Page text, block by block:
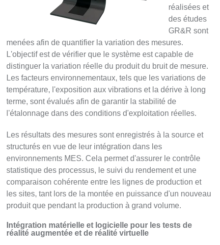
réalisées et
des études
GR&R sont
menées afin de quantifier la variation des mesures.
L'objectif est de vérifier que le système est capable de
distinguer la variation réelle du produit du bruit de mesure.
Les facteurs environnementaux, tels que les variations de
température, l'exposition aux vibrations et la dérive à long
terme, sont évalués afin de garantir la stabilité de
l'étalonnage dans des conditions d'exploitation réelles.
Les résultats des mesures sont enregistrés à la source et
structurés en vue de leur intégration dans les
environnements MES. Cela permet d'assurer le contrôle
statistique des processus, le suivi du rendement et une
comparaison cohérente entre les lignes de production et
les sites, tant lors de la montée en puissance d'un nouveau
produit que pendant la production à grand volume.
Intégration matérielle et logicielle pour les tests de
réalité augmentée et de réalité virtuelle